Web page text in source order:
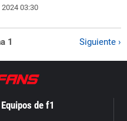
03:30
1 Siguiente ›
Equipos de f1